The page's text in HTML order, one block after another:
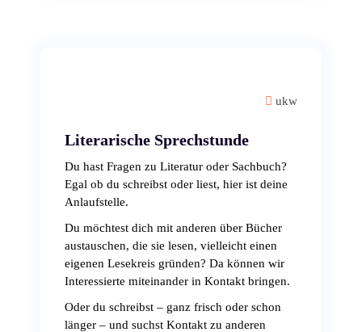
ukw
Literarische Sprechstunde
Du hast Fragen zu Literatur oder Sachbuch?
Egal ob du schreibst oder liest, hier ist deine
Anlaufstelle.
Du möchtest dich mit anderen über Bücher
austauschen, die sie lesen, vielleicht einen
eigenen Lesekreis gründen? Da können wir
Interessierte miteinander in Kontakt bringen.
Oder du schreibst – ganz frisch oder schon
länger – und suchst Kontakt zu anderen